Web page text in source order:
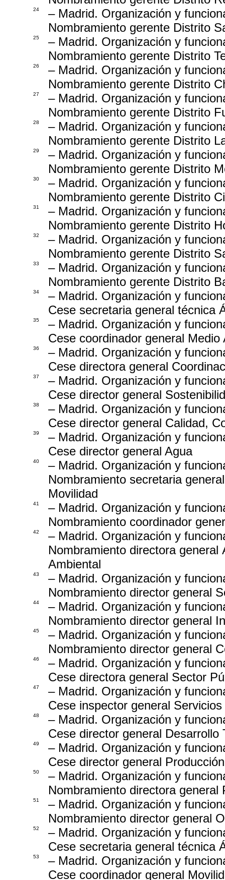
24
– Madrid. Organización y
Nombramiento gerente Distrito
25
– Madrid. Organización y
Nombramiento gerente Distrito
26
– Madrid. Organización y
Nombramiento gerente Distrito
27
– Madrid. Organización y
Nombramiento gerente Distrito
28
– Madrid. Organización y
Nombramiento gerente Distrito
29
– Madrid. Organización y
Nombramiento gerente Distrito
30
– Madrid. Organización y
Nombramiento gerente Distrito
31
– Madrid. Organización y
Nombramiento gerente Distrito
32
– Madrid. Organización y
Nombramiento gerente Distrito
33
– Madrid. Organización y
Nombramiento gerente Distrito
34
– Madrid. Organización y
Cese secretaria general técnica
35
– Madrid. Organización y
Cese coordinador general Medio
36
– Madrid. Organización y
Cese directora general
37
– Madrid. Organización y
Cese director general
38
– Madrid. Organización y
Cese director general Calidad,
39
– Madrid. Organización y
Cese director general Agua
40
– Madrid. Organización y
Nombramiento secretaria
Movilidad
41
– Madrid. Organización y
Nombramiento coordinador
42
– Madrid. Organización y
Nombramiento directora
Ambiental
43
– Madrid. Organización y
Nombramiento director general
44
– Madrid. Organización y
Nombramiento director general
45
– Madrid. Organización y
Nombramiento director general
46
– Madrid. Organización y
Cese directora general Sector
47
– Madrid. Organización y
Cese inspector general Servicios
48
– Madrid. Organización y
Cese director general Desarrollo
49
– Madrid. Organización y
Cese director general
50
– Madrid. Organización y
Nombramiento directora general
51
– Madrid. Organización y
Nombramiento director general
52
– Madrid. Organización y
Cese secretaria general técnica
53
– Madrid. Organización y
Cese coordinador general